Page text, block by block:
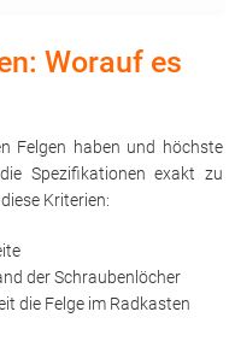
Worauf es
Felgen haben und höchste
Spezifikationen exakt zu
Kriterien:
der Schraubenlöcher
die Felge im Radkasten